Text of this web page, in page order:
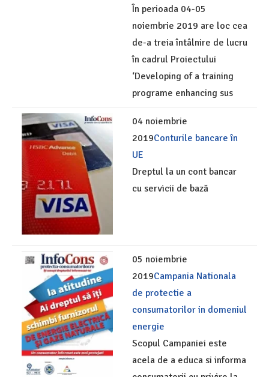
În perioada 04-05
noiembrie 2019 are loc cea
de-a treia întâlnire de lucru
în cadrul Proiectului
‘Developing of a training
programe enhancing sus
04 noiembrie
2019Conturile bancare în
UE
Dreptul la un cont bancar
cu servicii de bază
05 noiembrie
2019Campania Nationala
de protectie a
consumatorilor in domeniul
energie
Scopul Campaniei este
acela de a educa si informa